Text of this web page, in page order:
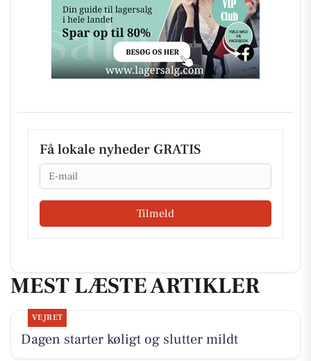
Få lokale nyheder GRATIS
Email
Tilmeld
MEST LÆSTE ARTIKLER
VEJRET
Dagen starter køligt og slutter mildt